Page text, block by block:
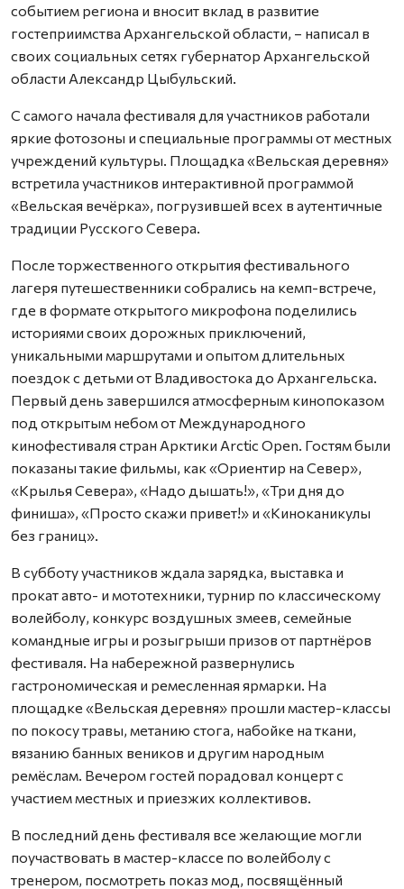
событием региона и вносит вклад в развитие
гостеприимства Архангельской области, – написал в
своих социальных сетях губернатор Архангельской
области Александр Цыбульский.
С самого начала фестиваля для участников работали
яркие фотозоны и специальные программы от местных
учреждений культуры. Площадка «Вельская деревня»
встретила участников интерактивной программой
«Вельская вечёрка», погрузившей всех в аутентичные
традиции Русского Севера.
После торжественного открытия фестивального
лагеря путешественники собрались на кемп-встрече,
где в формате открытого микрофона поделились
историями своих дорожных приключений,
уникальными маршрутами и опытом длительных
поездок с детьми от Владивостока до Архангельска.
Первый день завершился атмосферным кинопоказом
под открытым небом от Международного
кинофестиваля стран Арктики Arctic Open. Гостям были
показаны такие фильмы, как «Ориентир на Север»,
«Крылья Севера», «Надо дышать!», «Три дня до
финиша», «Просто скажи привет!» и «Киноканикулы
без границ».
В субботу участников ждала зарядка, выставка и
прокат авто- и мототехники, турнир по классическому
волейболу, конкурс воздушных змеев, семейные
командные игры и розыгрыши призов от партнёров
фестиваля. На набережной развернулись
гастрономическая и ремесленная ярмарки. На
площадке «Вельская деревня» прошли мастер-классы
по покосу травы, метанию стога, набойке на ткани,
вязанию банных веников и другим народным
ремёслам. Вечером гостей порадовал концерт с
участием местных и приезжих коллективов.
В последний день фестиваля все желающие могли
поучаствовать в мастер-классе по волейболу с
тренером, посмотреть показ мод, посвящённый